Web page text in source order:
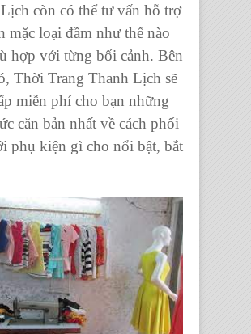
còn có thể tư vấn hỗ trợ
mặc loại đầm như thế nào
hợp với từng bối cảnh. Bên
Thời Trang Thanh Lịch sẽ
miễn phí cho bạn những
căn bản nhất về cách phối
phụ kiện gì cho nổi bật, bắt